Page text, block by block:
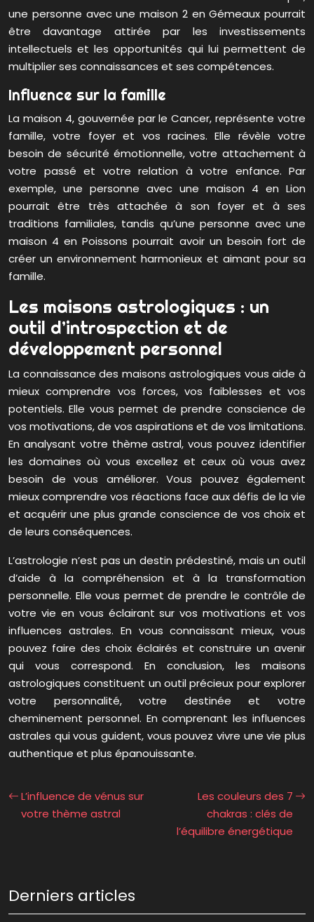
une personne avec une maison 2 en Gémeaux pourrait
être davantage attirée par les investissements
intellectuels et les opportunités qui lui permettent de
multiplier ses connaissances et ses compétences.
Influence sur la famille
La maison 4, gouvernée par le Cancer, représente votre
famille, votre foyer et vos racines. Elle révèle votre
besoin de sécurité émotionnelle, votre attachement à
votre passé et votre relation à votre enfance. Par
exemple, une personne avec une maison 4 en Lion
pourrait être très attachée à son foyer et à ses
traditions familiales, tandis qu’une personne avec une
maison 4 en Poissons pourrait avoir un besoin fort de
créer un environnement harmonieux et aimant pour sa
famille.
Les maisons astrologiques : un
outil d’introspection et de
développement personnel
La connaissance des maisons astrologiques vous aide à
mieux comprendre vos forces, vos faiblesses et vos
potentiels. Elle vous permet de prendre conscience de
vos motivations, de vos aspirations et de vos limitations.
En analysant votre thème astral, vous pouvez identifier
les domaines où vous excellez et ceux où vous avez
besoin de vous améliorer. Vous pouvez également
mieux comprendre vos réactions face aux défis de la vie
et acquérir une plus grande conscience de vos choix et
de leurs conséquences.
L’astrologie n’est pas un destin prédestiné, mais un outil
d’aide à la compréhension et à la transformation
personnelle. Elle vous permet de prendre le contrôle de
votre vie en vous éclairant sur vos motivations et vos
influences astrales. En vous connaissant mieux, vous
pouvez faire des choix éclairés et construire un avenir
qui vous correspond. En conclusion, les maisons
astrologiques constituent un outil précieux pour explorer
votre personnalité, votre destinée et votre
cheminement personnel. En comprenant les influences
astrales qui vous guident, vous pouvez vivre une vie plus
authentique et plus épanouissante.
L’influence de vénus sur
votre thème astral
Les couleurs des 7
chakras : clés de
l’équilibre énergétique
Derniers articles